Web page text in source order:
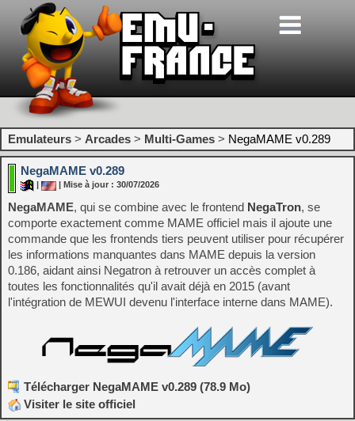
Emulateurs > Arcades > Multi-Games > NegaMAME v0.289
NegaMAME v0.289
| Mise à jour : 30/07/2026
NegaMAME, qui se combine avec le frontend NegaTron, se
comporte exactement comme MAME officiel mais il ajoute une
commande que les frontends tiers peuvent utiliser pour récupérer
les informations manquantes dans MAME depuis la version
0.186, aidant ainsi Negatron à retrouver un accès complet à
toutes les fonctionnalités qu'il avait déjà en 2015 (avant
l'intégration de MEWUI devenu l'interface interne dans MAME).
Télécharger NegaMAME v0.289 (78.9 Mo)
Visiter le site officiel